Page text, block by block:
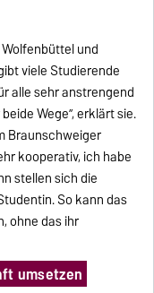
und
viele Studierende
alle sehr anstrengend
Wege”, erklärt sie.
Braunschweiger
kooperativ, ich habe
stellen sich die
So kann das
ohne das ihr
umsetzen